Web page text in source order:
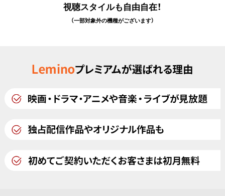
視聴スタイルも自由自在！
（一部対象外の機種がございます）